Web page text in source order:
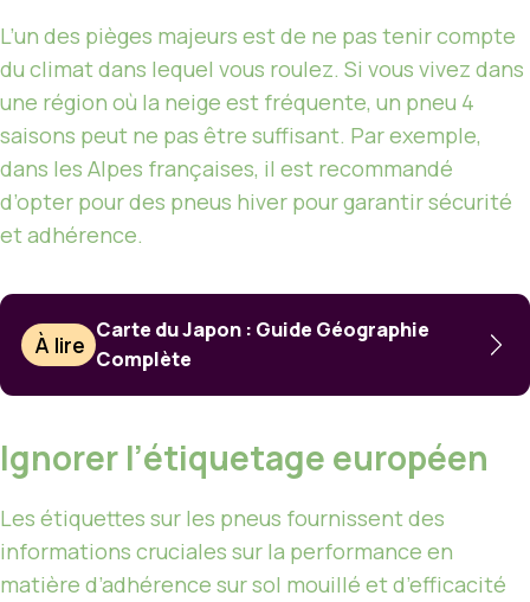
L’un des pièges majeurs est de ne pas tenir compte
du climat dans lequel vous roulez. Si vous vivez dans
une région où la neige est fréquente, un pneu 4
saisons peut ne pas être suffisant. Par exemple,
dans les Alpes françaises, il est recommandé
d’opter pour des pneus hiver pour garantir sécurité
et adhérence.
À lire
Carte du Japon : Guide Géographie
Complète
Ignorer l’étiquetage européen
Les étiquettes sur les pneus fournissent des
informations cruciales sur la performance en
matière d’adhérence sur sol mouillé et d’efficacité